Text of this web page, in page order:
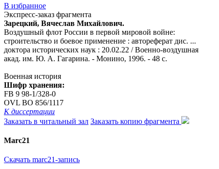
В избранное
Экспресс-заказ фрагмента
Зарецкий, Вячеслав Михайлович.
Воздушный флот России в первой мировой войне:
строительство и боевое применение : автореферат дис. ...
доктора исторических наук : 20.02.22 / Военно-воздушная
акад. им. Ю. А. Гагарина. - Монино, 1996. - 48 с.
Военная история
Шифр хранения:
FB 9 98-1/328-0
OVL ВО 856/1117
К диссертации
Заказать в читальный зал Заказать копию фрагмента
Marc21
Скачать marc21-запись